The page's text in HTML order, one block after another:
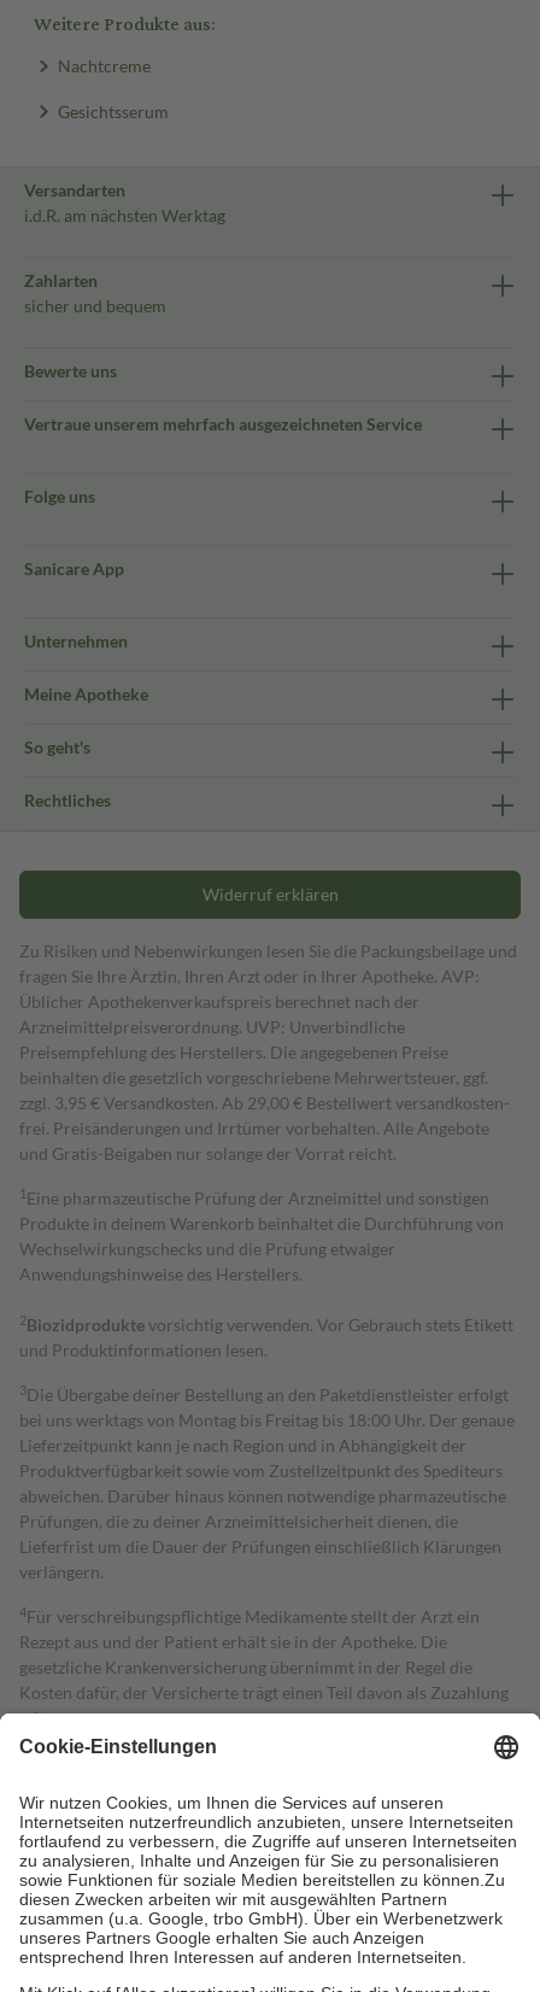
Weitere Produkte aus:
Nachtcreme
Gesichtsserum
Versandarten
i.d.R. am nächsten Werktag
Zahlarten
sicher und bequem
Bewerte uns
Vertraue unserem mehrfach ausgezeichneten Service
Folge uns
Sanicare App
Unternehmen
Meine Apotheke
So geht's
Rechtliches
Widerruf erklären
Zu Risiken und Nebenwirkungen lesen Sie die Packungsbeilage und
fragen Sie Ihre Ärztin, Ihren Arzt oder in Ihrer Apotheke. AVP:
Üblicher Apothekenverkaufspreis berechnet nach der
Arzneimittelpreisverordnung. UVP: Unverbindliche
Preisempfehlung des Herstellers. Die angegebenen Preise
beinhalten die gesetzlich vorgeschriebene Mehrwertsteuer, ggf.
zzgl. 3,95 € Versandkosten. Ab 29,00 € Bestell­wert versand­kosten­
frei. Preisänderungen und Irrtümer vorbehalten. Alle Angebote
und Gratis-Beigaben nur solange der Vorrat reicht.
1 Eine pharmazeutische Prüfung der Arzneimittel und sonstigen
Produkte in deinem Warenkorb beinhaltet die Durchführung von
Wechselwirkungschecks und die Prüfung etwaiger
Anwendungshinweise des Herstellers.
2Biozidproduktevorsichtig verwenden. Vor Gebrauch stets Etikett
und Produktinformationen lesen.
3Die Übergabe deiner Bestellung an den Paketdienstleister erfolgt
bei uns werktags von Montag bis Freitag bis 18:00 Uhr. Der genaue
Lieferzeitpunkt kann je nach Region und in Abhängigkeit der
Produktverfügbarkeit sowie vom Zustellzeitpunkt des Spediteurs
abweichen. Darüber hinaus können notwendige pharmazeutische
Prüfungen, die zu deiner Arzneimittelsicherheit dienen, die
Lieferfrist um die Dauer der Prüfungen einschließlich Klärungen
verlängern.
4Für verschreibungspflichtige Medikamente stellt der Arzt ein
Rezept aus und der Patient erhält sie in der Apotheke. Die
gesetzliche Krankenversicherung übernimmt in der Regel die
Kosten dafür, der Versicherte trägt einen Teil davon als Zuzahlung
mit.
Grundsätzlich leisten Mitglieder Zuzahlungen in Höhe von zehn
höchstens zehn Euro.
Es sind jedoch nie mehr als die tatsächlichen
Kosten der Leistung zu entrichten.
Diese Regeln gelten grundsätzlich auch für Online-Apotheken.
Bei Heilmitteln und häuslicher Krankenpflege beträgt die
Zuzahlung zehn Prozent der Kosten sowie zehn Euro je
Verordnung.
Um das Engagement der Versicherten für ihre eigene Gesundheit zu
stärken und die besondere Stellung der Familie zu unterstützen,